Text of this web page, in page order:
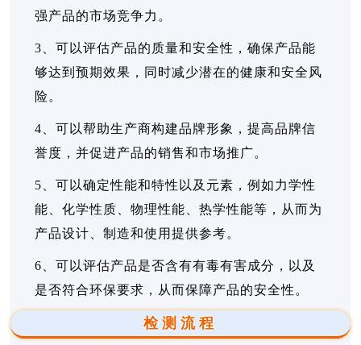
强产品的市场竞争力。
3、可以评估产品的质量和安全性，确保产品能
够达到预期效果，同时减少潜在的健康和安全风
险。
4、可以帮助生产商构建品牌形象，提高品牌信
誉度，并促进产品的销售和市场推广。
5、可以确定性能和特性以及元素，例如力学性
能、化学性质、物理性能、热学性能等，从而为
产品设计、制造和使用提供参考。
6、可以评估产品是否含有有毒有害成分，以及
是否符合环保要求，从而保障产品的安全性。
检测流程